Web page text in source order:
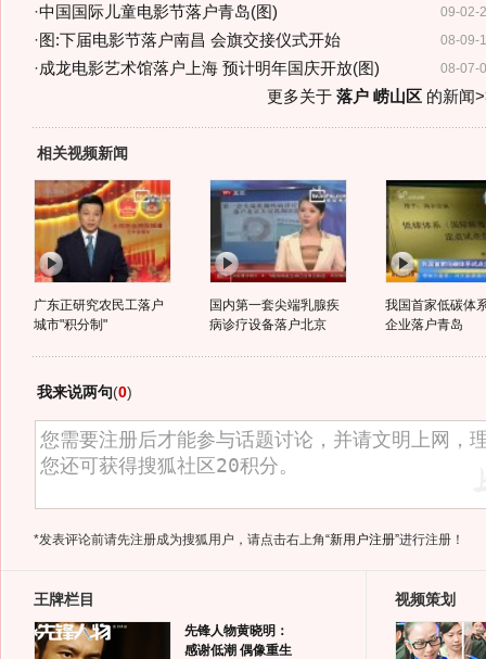
09-02-
·中国国际儿童电影节落户青岛(图)
08-09-
· 图:下届电影节落户南昌 会旗交接仪式开始
08-07-
·成龙电影艺术馆落户上海 预计明年国庆开放(图)
更多关于 落户 崂山区 的新闻
相关视频新闻
广东正研究农民工落户
城市"积分制"
国内第一套尖端乳腺疾
病诊疗设备落户北京
我国首家低碳体
企业落户青岛
我来说两句(0)
*发表评论前请先注册成为搜狐用户，请点击右上角“新用户注册”进行注册！
王牌栏目
先锋人物黄晓明：
感谢低潮 偶像重生
视频策划